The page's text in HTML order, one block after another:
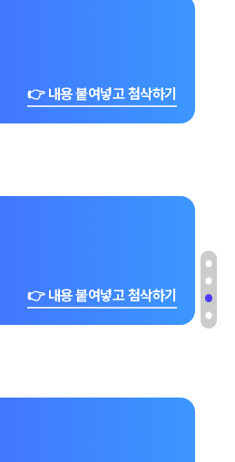
👉 내용 붙여넣고 첨삭하기
👉 내용 붙여넣고 첨삭하기